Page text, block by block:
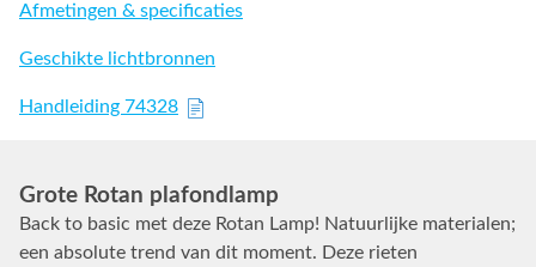
Afmetingen & specificaties
Geschikte lichtbronnen
Handleiding 74328
Grote Rotan plafondlamp
Back to basic met deze Rotan Lamp! Natuurlijke materialen;
een absolute trend van dit moment. Deze rieten